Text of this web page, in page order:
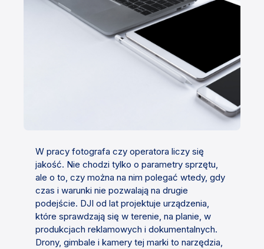
W pracy fotografa czy operatora liczy się
jakość. Nie chodzi tylko o parametry sprzętu,
ale o to, czy można na nim polegać wtedy, gdy
czas i warunki nie pozwalają na drugie
podejście. DJI od lat projektuje urządzenia,
które sprawdzają się w terenie, na planie, w
produkcjach reklamowych i dokumentalnych.
Drony, gimbale i kamery tej marki to narzędzia,